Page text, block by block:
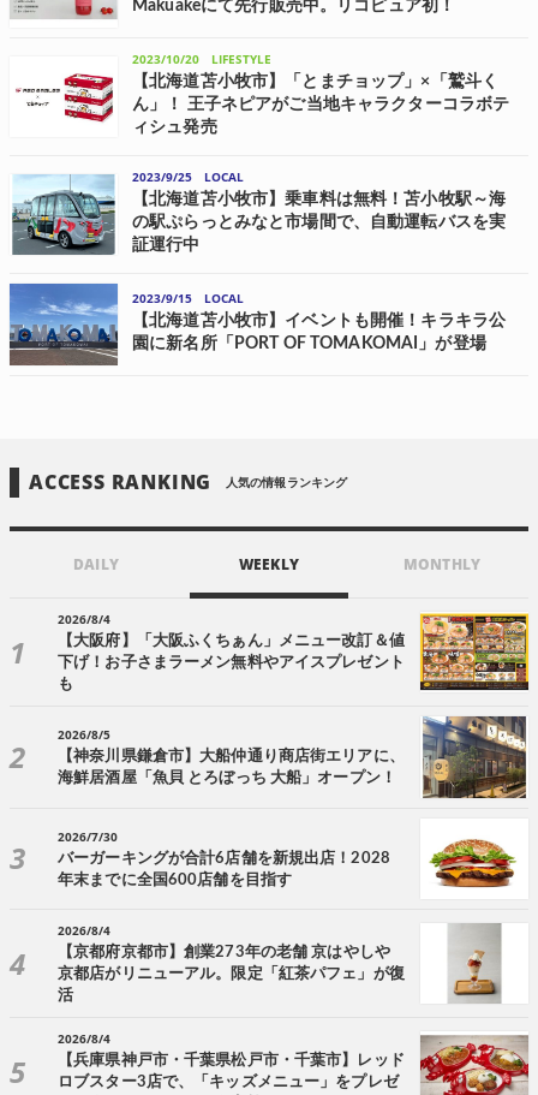
Makuakeにて先行販売中。リコピュア初！
Makuakeにて12月4日(月)～2024年1月30日(火)の期間、先行販売中...
2023/10/20
LIFESTYLE
【北海道苫小牧市】「とまチョップ」×「鷲斗く
ん」！ 王子ネピアがご当地キャラクターコラボテ
ィシュ発売
小牧市ふるさと納税返礼品として採用され、寄付受付を開始してい
る。 苫小牧市の魅力を...
2023/9/25
LOCAL
【北海道苫小牧市】乗車料は無料！苫小牧駅～海
の駅ぷらっとみなと市場間で、自動運転バスを実
証運行中
定支援における実績を持つ「山下PMC」が協力し、9月20日(水)～10月
15日(日)の約1...
2023/9/15
LOCAL
【北海道苫小牧市】イベントも開催！キラキラ公
園に新名所「PORT OF TOMAKOMAI」が登場
ACCESS RANKING 人気の情報ランキング
DAILY WEEKLY MONTHLY
2026/8/4
【大阪府】「大阪ふくちぁん」メニュー改訂＆値
下げ！お子さまラーメン無料やアイスプレゼント
も
2026/8/5
【神奈川県鎌倉市】大船仲通り商店街エリアに、
海鮮居酒屋「魚貝 とろぼっち 大船」オープン！
2026/7/30
バーガーキングが合計6店舗を新規出店！2028
年末までに全国600店舗を目指す
2026/8/4
【京都府京都市】創業273年の老舗 京はやしや
京都店がリニューアル。限定「紅茶パフェ」が復
活
2026/8/4
【兵庫県神戸市・千葉県松戸市・千葉市】レッド
ロブスター3店で、「キッズメニュー」をプレゼ